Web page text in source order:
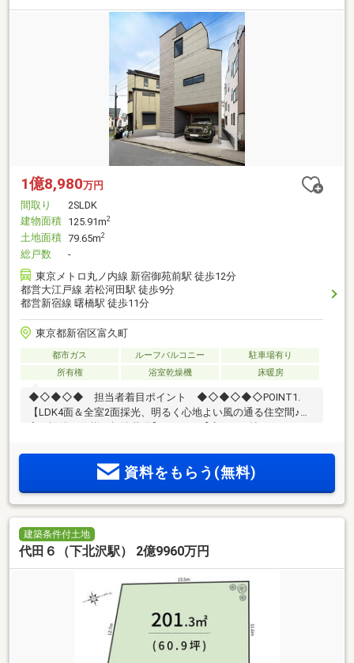
1億8,980万円
間取り
2SLDK
建物面積 125.91m2
土地面積 79.65m2
総戸数
-
東京メトロ丸ノ内線 新宿御苑前駅 徒歩12分
都営大江戸線 若松河田駅 徒歩9分
都営新宿線 曙橋駅 徒歩11分
東京都新宿区富久町
都市ガス ルーフバルコニー
駐車場有り
所有権
浴室乾燥機 床暖房
◆◇◆◇◆ 担当者着目ポイント ◆◇◆◇◆◇POINT1.
【LDK4面＆全室2面採光、明るく心地よい風の通る住空間♪充
採用】POINT3.【陽射しが降り注ぐルーフバルコニーは、テー
ブルセットを置いてアウトドアリビングにも活躍】POINT4.
がる高台の落ち着いたエリア】
◆◇◆◇◆◇◆◇◆◇◆◇◆◇◆◇◆◇◆◇◆～東急リバ
ブル四谷センターまでお問い合わせ下さい～『スーモを見
て』とお伝えいただくとスムーズです
資料をもらう(無料)
建築条件付土地
代田６（下北沢駅） 2億9960万円